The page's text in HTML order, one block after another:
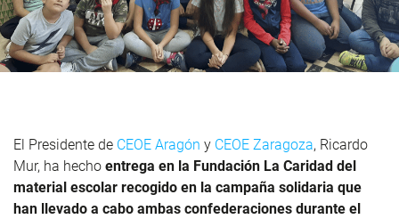
El Presidente de CEOE Aragón y CEOE Zaragoza, Ricardo
Mur, ha hecho entrega en la Fundación La Caridad del
material escolar recogido en la campaña solidaria que
han llevado a cabo ambas confederaciones durante el